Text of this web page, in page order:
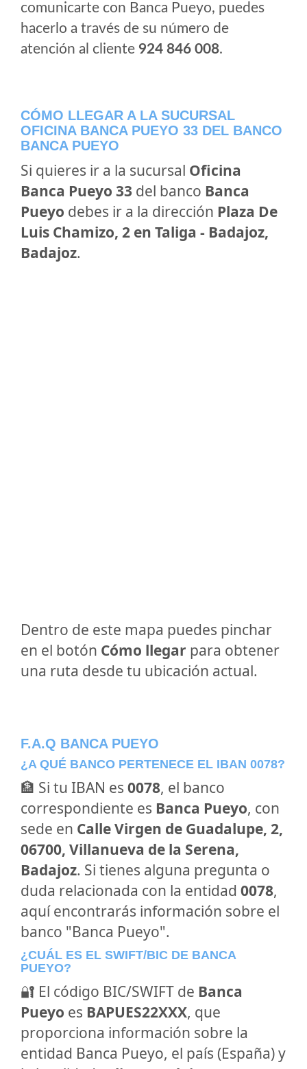
comunicarte con Banca Pueyo, puedes
hacerlo a través de su número de
atención al cliente 924 846 008.
CÓMO LLEGAR A LA SUCURSAL
OFICINA BANCA PUEYO 33 DEL BANCO
BANCA PUEYO
Si quieres ir a la sucursal Oficina
Banca Pueyo 33 del banco Banca
Pueyo debes ir a la dirección Plaza De
Luis Chamizo, 2 en Taliga - Badajoz,
Badajoz.
Dentro de este mapa puedes pinchar
en el botón Cómo llegar para obtener
una ruta desde tu ubicación actual.
F.A.Q BANCA PUEYO
¿A QUÉ BANCO PERTENECE EL IBAN 0078?
🏦 Si tu IBAN es 0078, el banco
correspondiente es Banca Pueyo, con
sede en Calle Virgen de Guadalupe, 2,
06700, Villanueva de la Serena,
Badajoz. Si tienes alguna pregunta o
duda relacionada con la entidad 0078,
aquí encontrarás información sobre el
banco "Banca Pueyo".
¿CUÁL ES EL SWIFT/BIC DE BANCA
PUEYO?
🔐 El código BIC/SWIFT de Banca
Pueyo es BAPUES22XXX, que
proporciona información sobre la
entidad Banca Pueyo, el país (España) y